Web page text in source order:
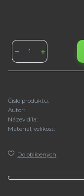
Číslo produktu:
Autor:
Název díla:
Materiál, velikost:
Do oblíbených